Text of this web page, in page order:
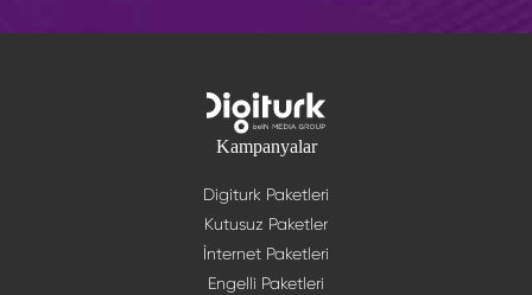
Kampanyalar
Digiturk Paketleri
Kutusuz Paketler
İnternet Paketleri
Engelli Paketleri